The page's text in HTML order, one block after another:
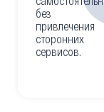
без
привлечения
сторонних
сервисов.